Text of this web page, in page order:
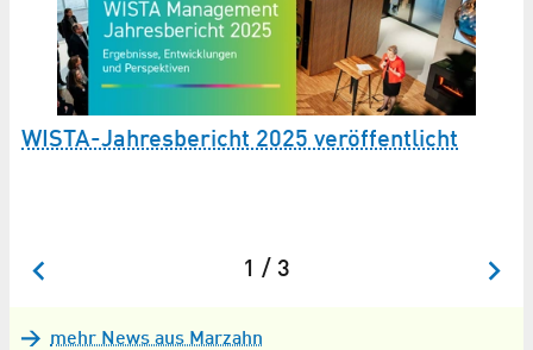
WISTA-Jahresbericht 2025 veröffentlicht
1 / 3
mehr News aus Marzahn